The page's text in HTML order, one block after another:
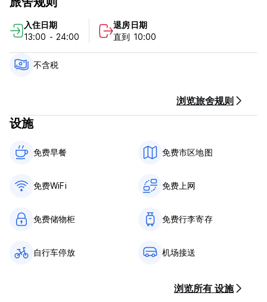
抵达时以现金付款。
不含税 - 17%
24 小时接待。 (Auto-translated from original language)
入住日期
13:00 - 24:00
退房日期
直到 10:00
不含税
浏览旅舍规则
设施
免费早餐‎ 免费市区地图
免费WiFi 免费上网
免费储物柜 免费行李寄存
自行车停放 机场接送
浏览所有 设施